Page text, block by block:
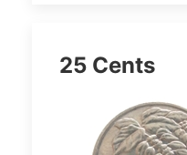
25 Cents